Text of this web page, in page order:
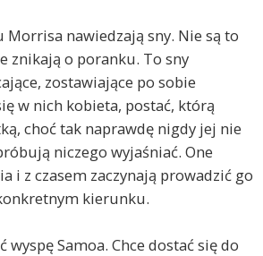
Morrisa nawiedzają sny. Nie są to
znikają o poranku. To sny
zostawiające po sobie
w nich kobieta, postać, którą
choć tak naprawdę nigdy jej nie
niczego wyjaśniać. One
i z czasem zaczynają prowadzić go
kierunku.
wyspę Samoa. Chce dostać się do